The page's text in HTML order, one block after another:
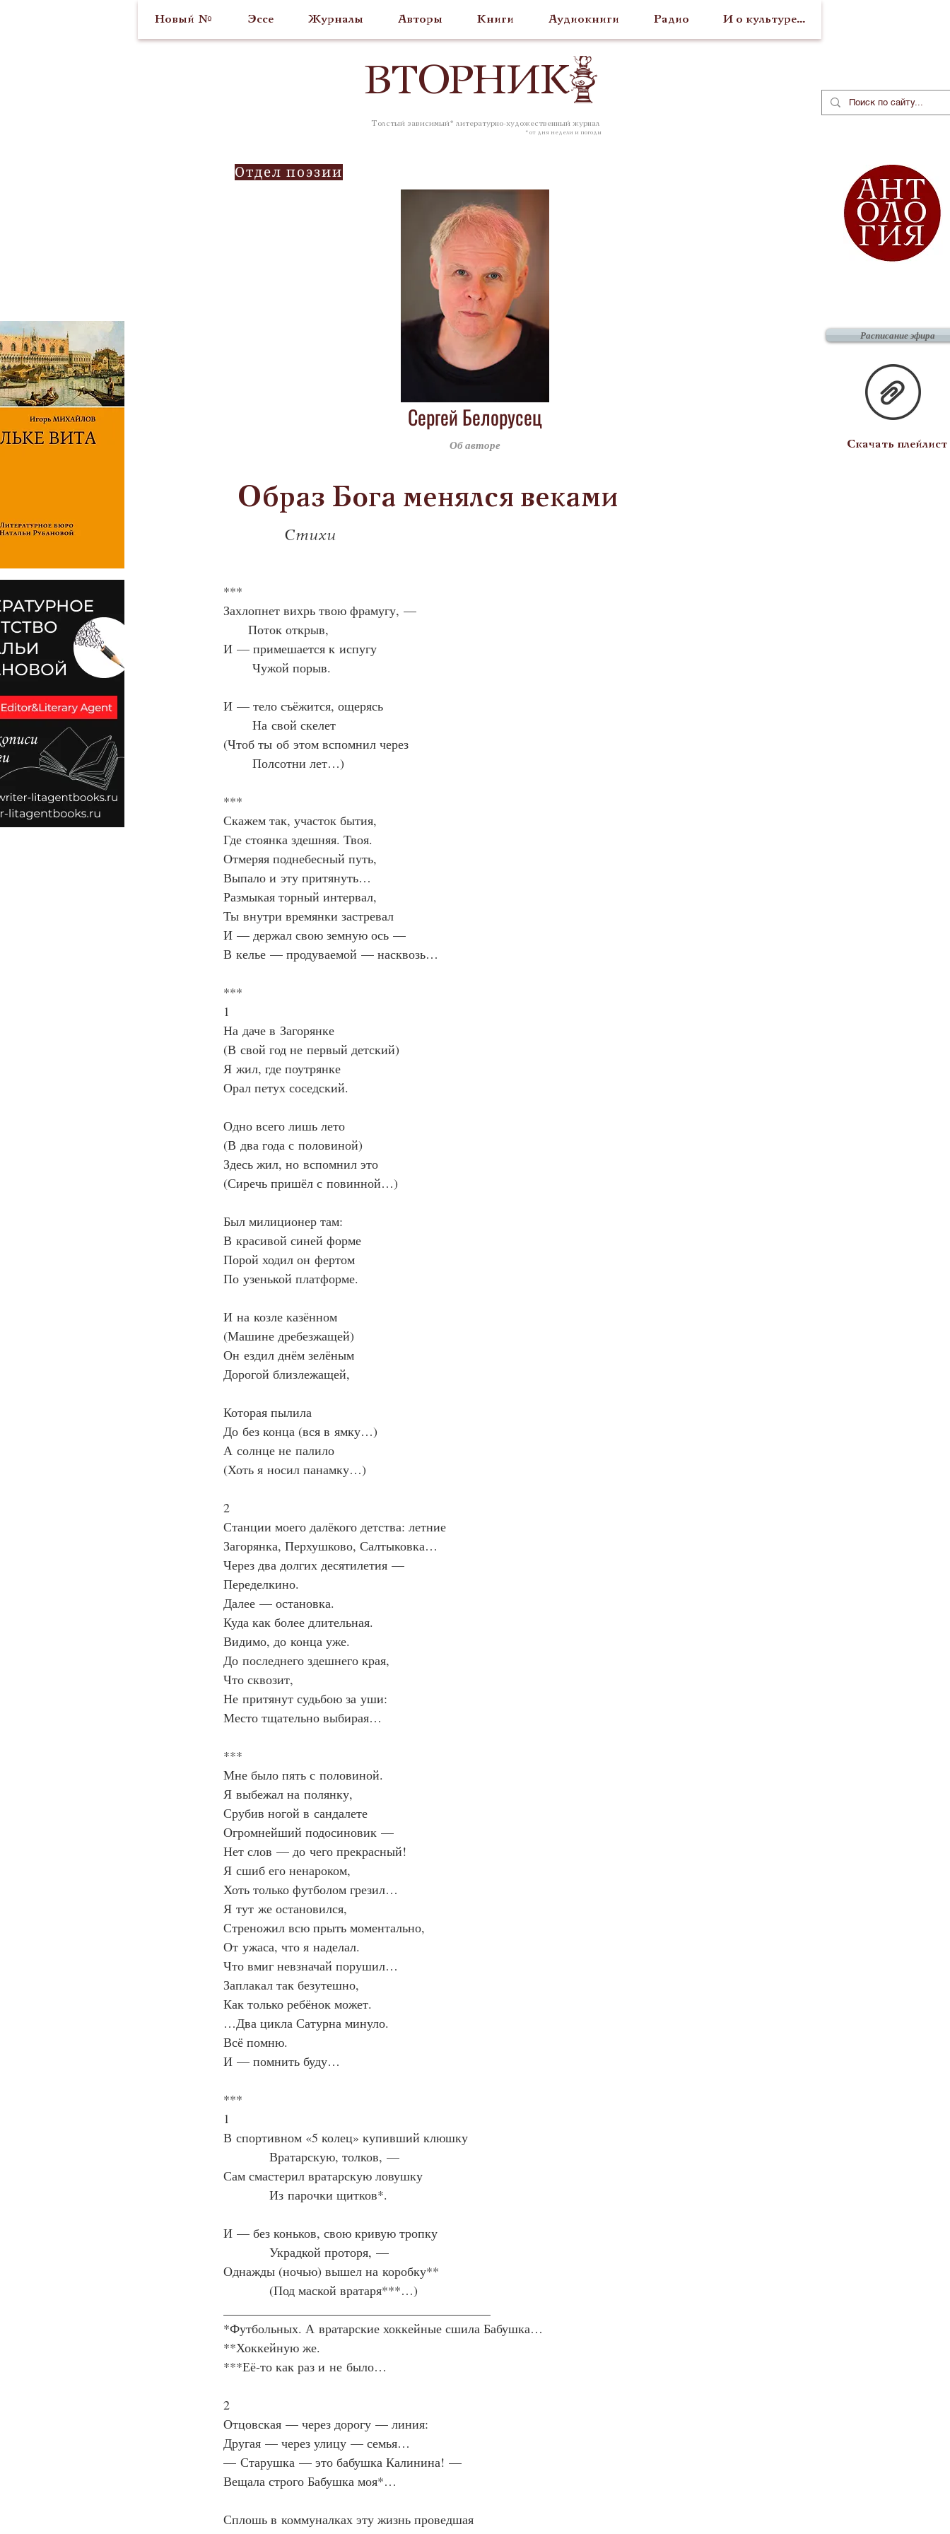
Новый № Эссе Журналы Авторы Книги Аудиокниги Радио И о культуре...
ВТОРНИК
Толстый зависимый* литературно-художественный журнал
* от дня недели и погоды
Отдел поэзии
Сергей Белорусец
Об авторе
Образ Бога менялся веками
Стихи
***
Захлопнет вихрь твою фрамугу, —
Поток открыв,
И — примешается к испугу
Чужой порыв.
И — тело съёжится, ощерясь
На свой скелет
(Чтоб ты об этом вспомнил через
Полсотни лет…)
***
Скажем так, участок бытия,
Где стоянка здешняя. Твоя.
Отмеряя поднебесный путь,
Выпало и эту притянуть…
Размыкая торный интервал,
Ты внутри времянки застревал
И — держал свою земную ось —
В келье — продуваемой — насквозь…
***
1
На даче в Загорянке
(В свой год не первый детский)
Я жил, где поутрянке
Орал петух соседский.
Одно всего лишь лето
(В два года с половиной)
Здесь жил, но вспомнил это
(Сиречь пришёл с повинной…)
Был милиционер там:
В красивой синей форме
Порой ходил он фертом
По узенькой платформе.
И на козле казённом
(Машине дребезжащей)
Он ездил днём зелёным
Дорогой близлежащей,
Которая пылила
До без конца (вся в ямку…)
А солнце не палило
(Хоть я носил панамку…)
2
Станции моего далёкого детства: летние
Загорянка, Перхушково, Салтыковка…
Через два долгих десятилетия —
Переделкино.
Далее — остановка.
Куда как более длительная.
Видимо, до конца уже.
До последнего здешнего края,
Что сквозит,
Не притянут судьбою за уши:
Место тщательно выбирая…
***
Мне было пять с половиной.
Я выбежал на полянку,
Срубив ногой в сандалете
Огромнейший подосиновик —
Нет слов — до чего прекрасный!
Я сшиб его ненароком,
Хоть только футболом грезил…
Я тут же остановился,
Стреножил всю прыть моментально,
От ужаса, что я наделал.
Что вмиг невзначай порушил…
Заплакал так безутешно,
Как только ребёнок может.
…Два цикла Сатурна минуло.
Всё помню.
И — помнить буду…
***
1
В спортивном «5 колец» купивший клюшку
Вратарскую, толков, —
Сам смастерил вратарскую ловушку
Из парочки щитков*.
И — без коньков, свою кривую тропку
Украдкой проторя, —
Однажды (ночью) вышел на коробку**
(Под маской вратаря***…)
*Футбольных. А вратарские хоккейные сшила Бабушка…
**Хоккейную же.
***Её-то как раз и не было…
2
Отцовская — через дорогу — линия:
Другая — через улицу — семья…
— Старушка — это бабушка Калинина! —
Вещала строго Бабушка моя*…
Сплошь в коммуналках эту жизнь проведшая
Расписание эфира
Скачать плейлист